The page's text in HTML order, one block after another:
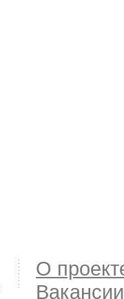
О
Вакансии